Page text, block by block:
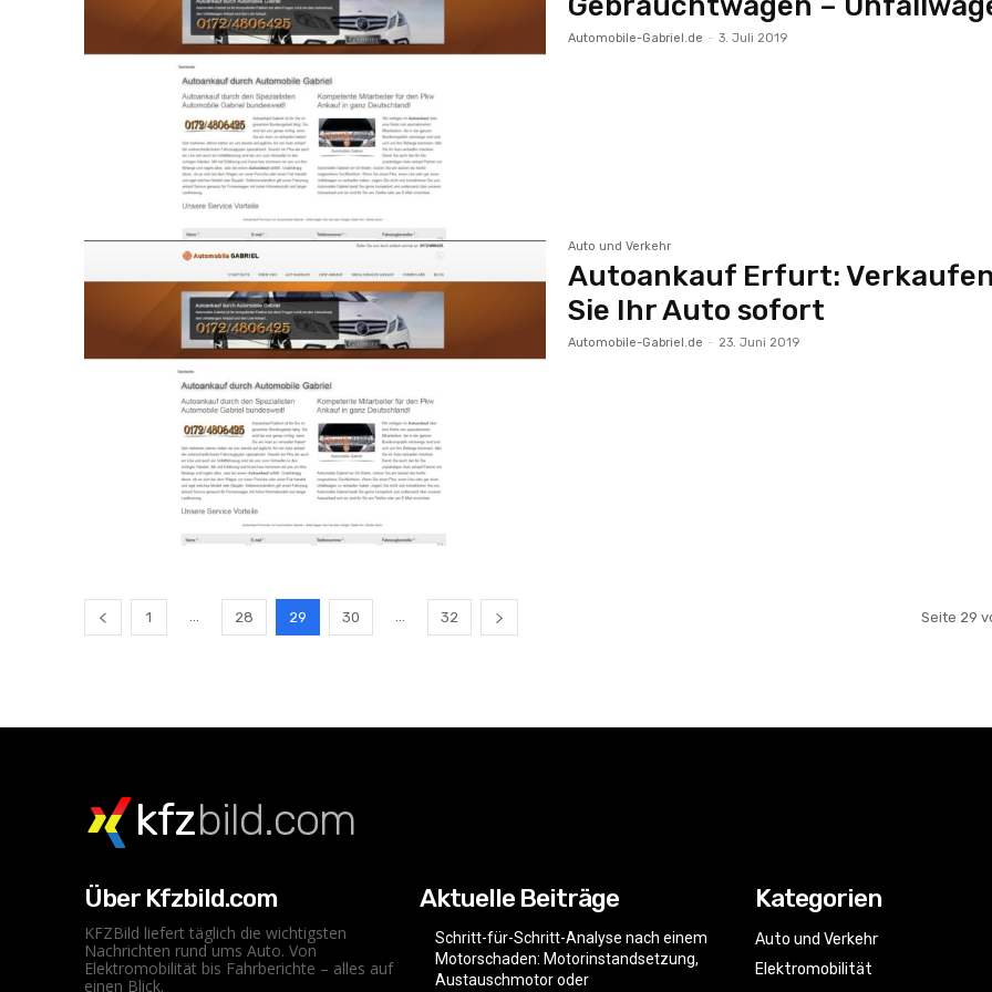
Automobile-Gabriel.de - 3. Juli 2019
Auto und Verkehr
Autoankauf Erfurt: Verkaufen
Sie Ihr Auto sofort‎
Automobile-Gabriel.de - 23. Juni 2019
1 28 29 30 32 Seite 29
kfzbild.com
Über Kfzbild.com
KFZBild liefert täglich die wichtigsten
Nachrichten rund ums Auto. Von
Elektromobilität bis Fahrberichte – alles auf
einen Blick.
Aktuelle Beiträge
Schritt-für-Schritt-Analyse nach einem
Motorschaden: Motorinstandsetzung,
Austauschmotor oder
Kategorien
Auto und Verkehr
Elektromobilität